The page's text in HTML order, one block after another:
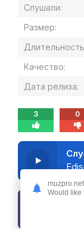
Слушали:
Размер:
Качество:
Дата релиза:
3 0
muzpro.net
Would like